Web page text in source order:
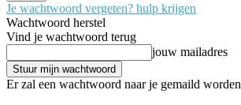
Je wachtwoord vergeten? hulp krijgen
Wachtwoord herstel
Vind je wachtwoord terug
jouw mailadres
Er zal een wachtwoord naar je gemaild worden